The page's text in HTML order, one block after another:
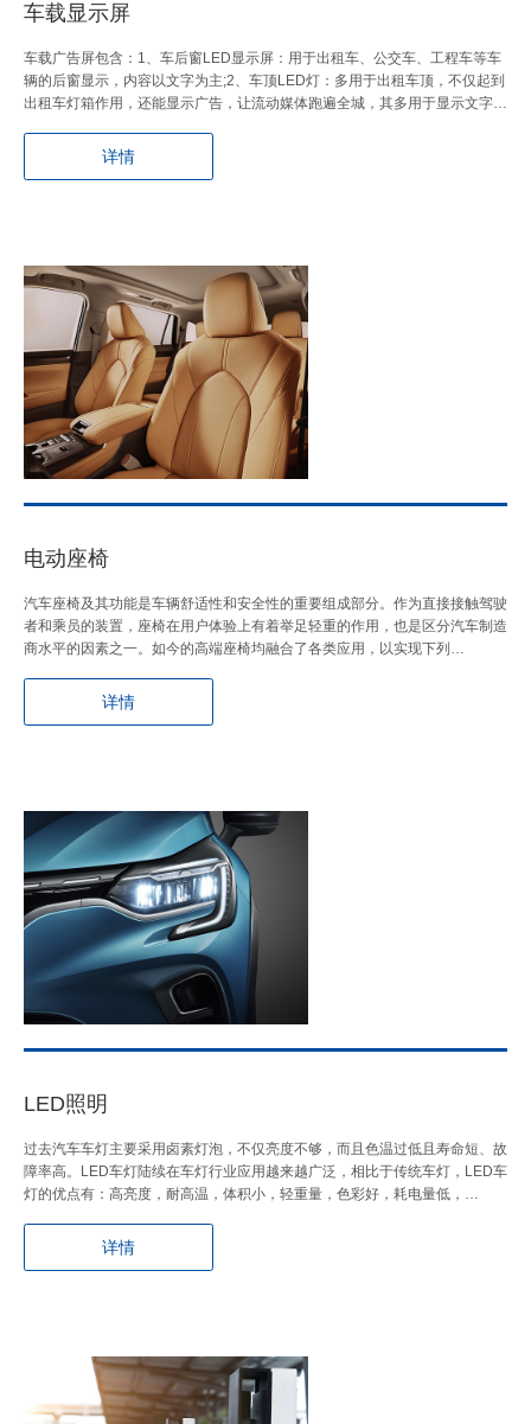
车载显示屏
车载广告屏包含：1、车后窗LED显示屏：用于出租车、公交车、工程车等车
辆的后窗显示，内容以文字为主;2、车顶LED灯：多用于出租车顶，不仅起到
出租车灯箱作用，还能显示广告，让流动媒体跑遍全城，其多用于显示文字…
详情
电动座椅
汽车座椅及其功能是车辆舒适性和安全性的重要组成部分。作为直接接触驾驶
者和乘员的装置，座椅在用户体验上有着举足轻重的作用，也是区分汽车制造
商水平的因素之一。如今的高端座椅均融合了各类应用，以实现下列…
详情
LED照明
过去汽车车灯主要采用卤素灯泡，不仅亮度不够，而且色温过低且寿命短、故
障率高。LED车灯陆续在车灯行业应用越来越广泛，相比于传统车灯，LED车
灯的优点有：高亮度，耐高温，体积小，轻重量，色彩好，耗电量低，…
详情